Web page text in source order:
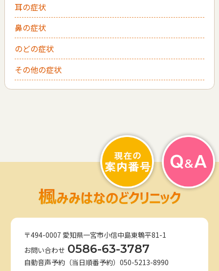
耳の症状
鼻の症状
のどの症状
その他の症状
〒494-0007 愛知県一宮市小信中島東鵯平81-1
お問い合わせ 0586-63-3787
自動音声予約（当日順番予約）050-5213-8990